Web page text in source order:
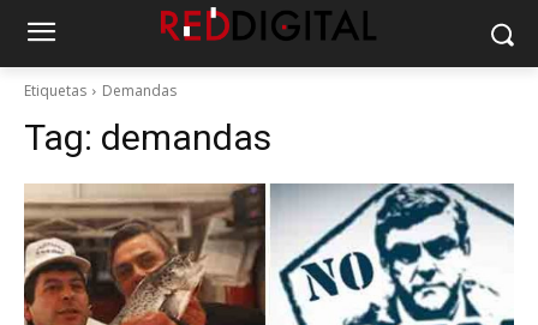
Etiquetas Demandas
Tag: demandas